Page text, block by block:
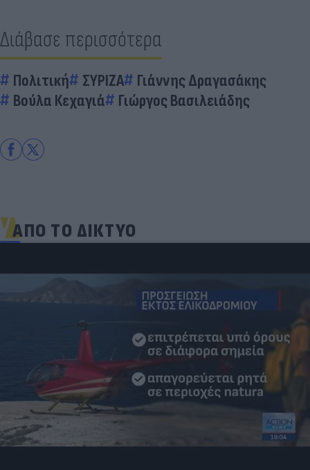
Διάβασε περισσότερα
Πολιτική ΣΥΡΙΖΑ
Γιάννης Δραγασάκης
Βούλα Κεχαγιά
Γιώργος Βασιλειάδης
ΑΠΟ ΤΟ ΔΙΚΤΥΟ